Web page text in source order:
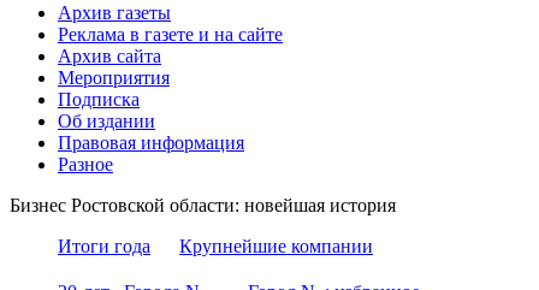
Архив газеты
Реклама в газете и на сайте
Архив сайта
Мероприятия
Подписка
Об издании
Правовая информация
Разное
Бизнес Ростовской области: новейшая история
Итоги года
Крупнейшие компании